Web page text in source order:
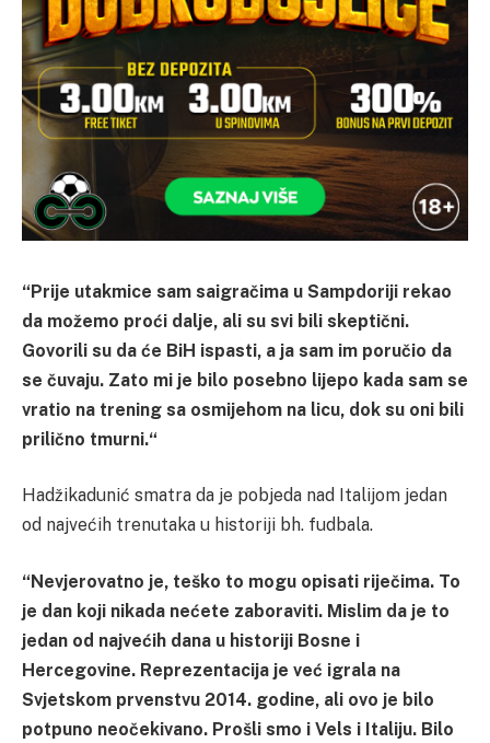
“Prije utakmice sam saigračima u Sampdoriji rekao
da možemo proći dalje, ali su svi bili skeptični.
Govorili su da će BiH ispasti, a ja sam im poručio da
se čuvaju. Zato mi je bilo posebno lijepo kada sam se
vratio na trening sa osmijehom na licu, dok su oni bili
prilično tmurni.“
Hadžikadunić smatra da je pobjeda nad Italijom jedan
od najvećih trenutaka u historiji bh. fudbala.
“Nevjerovatno je, teško to mogu opisati riječima. To
je dan koji nikada nećete zaboraviti. Mislim da je to
jedan od najvećih dana u historiji Bosne i
Hercegovine. Reprezentacija je već igrala na
Svjetskom prvenstvu 2014. godine, ali ovo je bilo
potpuno neočekivano. Prošli smo i Vels i Italiju. Bilo